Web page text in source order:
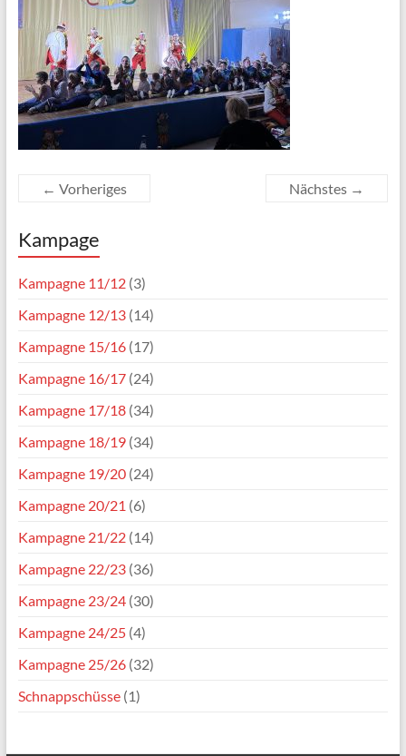
e.V.
← Vorheriges Nächstes →
Kampage
Kampagne 11/12(3)
Kampagne 12/13(14)
Kampagne 15/16(17)
Kampagne 16/17(24)
Kampagne 17/18(34)
Kampagne 18/19(34)
Kampagne 19/20(24)
Kampagne 20/21 (6)
Kampagne 21/22(14)
Kampagne 22/23(36)
Kampagne 23/24(30)
Kampagne 24/25(4)
Kampagne 25/26(32)
Schnappschüsse(1)